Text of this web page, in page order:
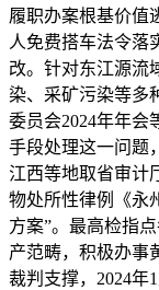
履职办案根基价值
人免费搭车法令落
改。针对东江源流
染、采矿污染等多
委员会2024年年会
手段处理这一问题
江西等地取省审计
物处所性律例《永
方案”。最高检指
产范畴，积极办事
裁判支撑，2024年